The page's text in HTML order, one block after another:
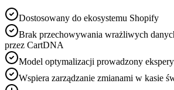
Dostosowany do ekosystemu Shopify
Brak przechowywania wrażliwych
przez CartDNA
Model optymalizacji prowadzony
Wspiera zarządzanie zmianami w kasie